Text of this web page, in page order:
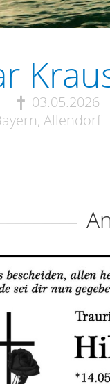
03.05.2026
Allendorf